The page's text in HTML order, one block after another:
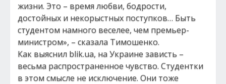
жизни. Это – время любви, бодрости,
достойных и некорыстных поступков… Быть
студентом намного веселее, чем премьер-
министром», – сказала Тимошенко.
Как выяснил blik.ua, на Украине зависть –
весьма распространенное чувство. Студентки
в этом смысле не исключение. Они тоже